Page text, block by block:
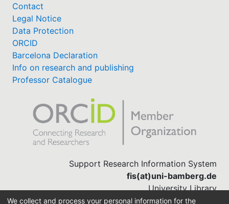
Contact
Legal Notice
Data Protection
ORCID
Barcelona Declaration
Info on research and publishing
Professor Catalogue
Support Research Information System
fis(at)uni-bamberg.de
University Library
(0951) 863-1568
We collect and process your personal information for the